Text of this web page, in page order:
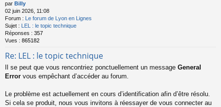
par Billy
02 juin 2026, 11:08
Forum : Le forum de Lyon en Lignes
Sujet : LEL : le topic technique
Réponses : 357
Vues : 865182
Re: LEL : le topic technique
Il se peut que vous rencontriez ponctuellement un message General
Error vous empêchant d’accéder au forum.
Le problème est actuellement en cours d’identification afin d’être résolu.
Si cela se produit, nous vous invitons à réessayer de vous connecter au